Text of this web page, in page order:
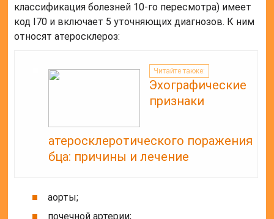
классификация болезней 10-го пересмотра) имеет
код I70 и включает 5 уточняющих диагнозов. К ним
относят атеросклероз:
Читайте также:
Эхографические
признаки
атеросклеротического поражения
бца: причины и лечение
аорты;
почечной артерии;